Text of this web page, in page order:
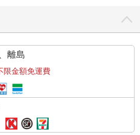
離島
限金額免運費